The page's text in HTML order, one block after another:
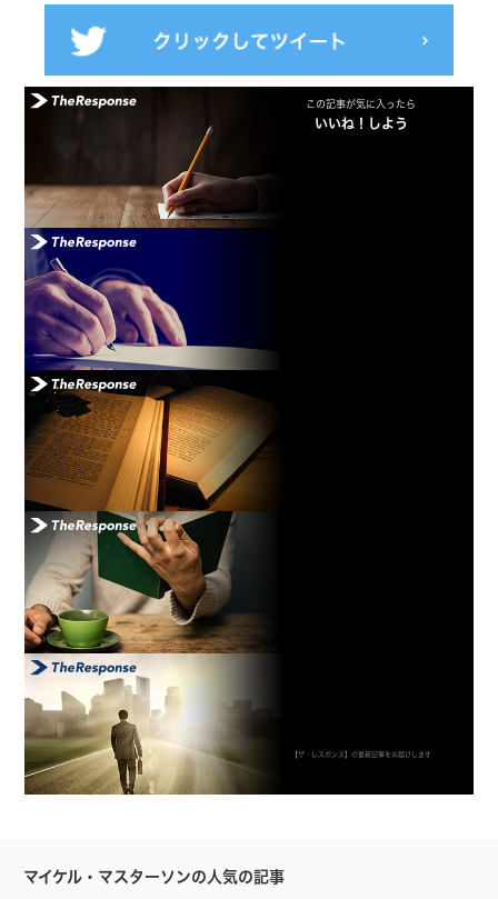
この記事が気に入ったら
いいね！しよう
【ザ・レスポンス】の最新記事をお届けします
マイケル・マスターソンの人気の記事